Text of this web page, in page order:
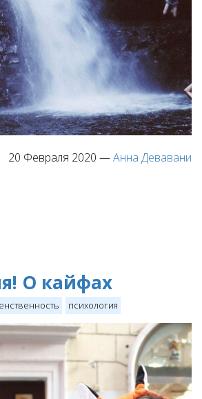
20 Февраля 2020 —Анна Девавани
О кайфах
психология